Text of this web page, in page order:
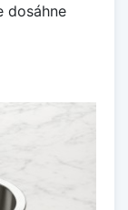
dosáhne